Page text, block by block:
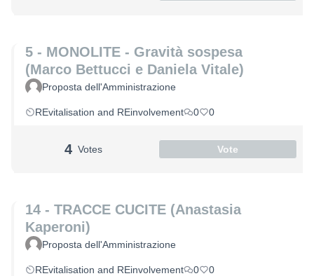
5 - MONOLITE - Gravità sospesa
(Marco Bettucci e Daniela Vitale)
Proposta dell'Amministrazione
REvitalisation and REinvolvement 0 0
4 Votes Vote
14 - TRACCE CUCITE (Anastasia
Kaperoni)
Proposta dell'Amministrazione
REvitalisation and REinvolvement 0 0